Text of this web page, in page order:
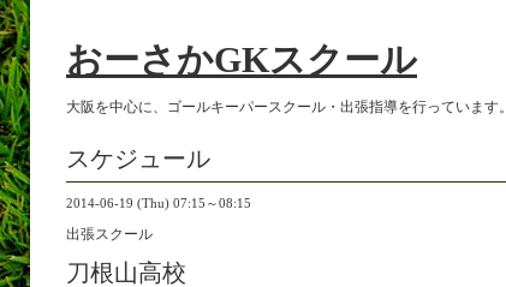
おーさかGKスクール
大阪を中心に、ゴールキーパースクール・出張指導を行っています。
スケジュール
2014-06-19 (Thu) 07:15～08:15
出張スクール
刀根山高校